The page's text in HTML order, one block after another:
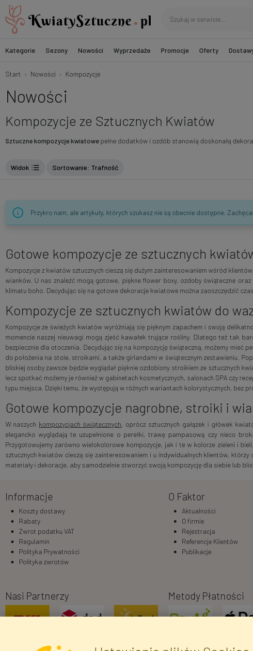
Kategorie Sezony Nowości Wyprzedaże Promocje Oferty
Start Nowości Kompozycje
Nowości
Kompozycje ze Sztucznych Kwiatów
Sztuczne kompozycje kwiatowepełne dodatków i ozdób stanowią doskonałą
Widok Sortowanie : Trafność
Przykro nam, ale artykuły, których szukasz nie są obecnie dostępne.
Gotowe kompozycje ze sztucznych
Kompozycje z kwiatów sztucznych cieszą się dużym zainteresowaniem wśród
wianków. U nas znaleźć mogą gotowe, piękne flower boxy, ozdoby świąteczne
klimatu boho. Decydując się na gotowe dekoracje kwiatowe można zaoszczędzić
Kompozycje ze sztucznych kwiatów do
Kompozycje ze świeżych kwiatów wyróżniają się pięknym zapachem i swoją
momencie naszej nieuwagi mogą zjeść kawałek trujące rośliny. Dlatego też tak
bezpiecznie dla otoczenia. Decydując się na kompozycję świąteczną, możemy mieć
do położenia na stole, stroikami, a także girlandami w świątecznym zestawieniu.
bliskiej osoby zawsze będzie wyglądał pięknie ozdobiony stroikiem ze sztucznych
lecz spotkać możemy je również w gabinetach kosmetycznych, salonach SPA czy
typu miejsca. Dzięki temu, że występują w różnych wariantach kolorystycznych, bez
Gotowe kompozycje nagrobne, stroiki i
W naszych kompozycjach świątecznych, oprócz sztucznych gałązek i główek
elegancko wyglądają te uzupełnione o perełki, trawę pampasową czy nieco
Przygotowujemy zarówno wielokolorowe kompozycje, jak i te w kolorze zieleni i
sztucznych kwiatów cieszą się zainteresowaniem i u indywidualnych klientów,
materiały i dekoracje, aby samodzielnie stworzyć swoją kompozycję dla siebie lub
Informacje
Koszty dostawy
Rabaty
Zwrot podatku VAT
Regulamin
Polityka Prywatności
Polityka zwrotów
O Faktor
Aktualności
O firmie
Rejestracja
Referencje Klientów
Publikacje
Nasi Partnerzy Metody Płatności